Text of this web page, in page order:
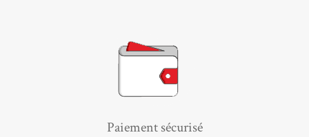
Paiement sécurisé